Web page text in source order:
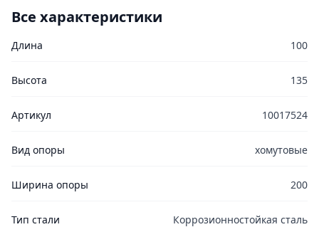
Все характеристики
Длина 100
Высота 135
Артикул 10017524
Вид опоры хомутовые
Ширина опоры 200
Тип стали Коррозионностойкая сталь